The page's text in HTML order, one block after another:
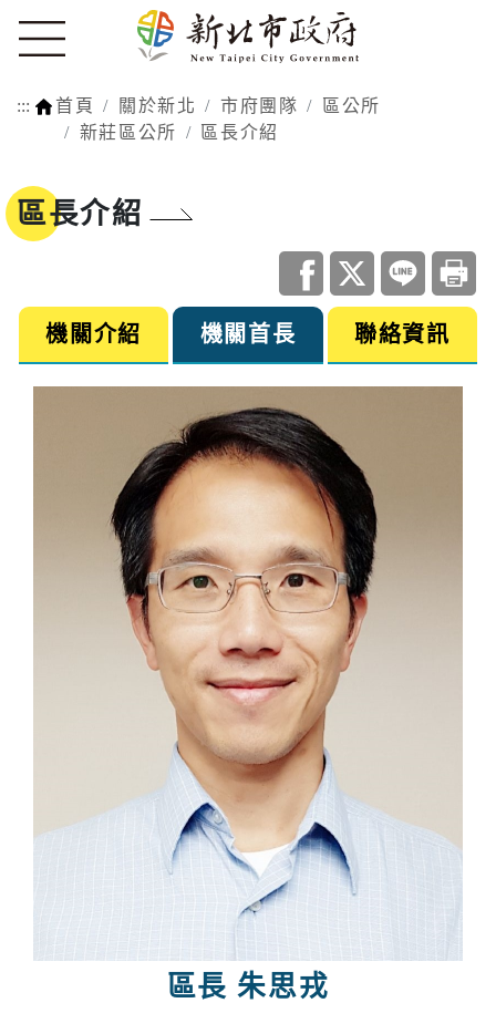
::: 首頁 關於新北 市府團隊
區公所
新莊區公所
區長介紹
區長介紹
機關介紹 機關首長 聯絡資訊
區長 朱思戎